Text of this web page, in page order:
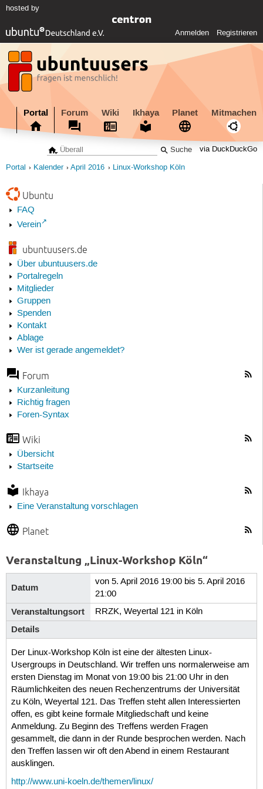
hosted by
Anmelden Registrieren
Portal Forum Wiki Ikhaya Planet Mitmachen
via DuckDuckGo
Portal Kalender April 2016 Linux-Workshop Köln
Ubuntu
FAQ
Verein
ubuntuusers.de
Über ubuntuusers.de
Portalregeln
Mitglieder
Gruppen
Spenden
Kontakt
Ablage
Wer ist gerade angemeldet?
Forum
Kurzanleitung
Richtig fragen
Foren-Syntax
Wiki
Übersicht
Startseite
Ikhaya
Eine Veranstaltung vorschlagen
Planet
Veranstaltung „Linux-Workshop Köln“
Datum
von 5. April 2016 19:00 bis 5. April 2016
21:00
Veranstaltungsort RRZK, Weyertal 121 in Köln
Details
Der Linux-Workshop Köln ist eine der ältesten Linux-
Usergroups in Deutschland. Wir treffen uns normalerweise am
ersten Dienstag im Monat von 19:00 bis 21:00 Uhr in den
Räumlichkeiten des neuen Rechenzentrums der Universität
zu Köln, Weyertal 121. Das Treffen steht allen Interessierten
offen, es gibt keine formale Mitgliedschaft und keine
Anmeldung. Zu Beginn des Treffens werden Fragen
gesammelt, die dann in der Runde besprochen werden. Nach
den Treffen lassen wir oft den Abend in einem Restaurant
ausklingen.
http://www.uni-koeln.de/themen/linux/